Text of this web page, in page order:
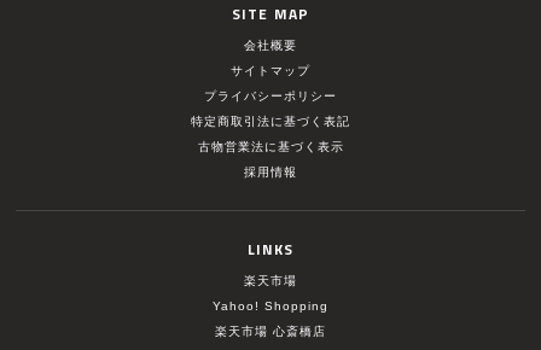
SITE MAP
会社概要
サイトマップ
プライバシーポリシー
特定商取引法に基づく表記
古物営業法に基づく表示
採用情報
LINKS
楽天市場
Yahoo! Shopping
楽天市場 心斎橋店